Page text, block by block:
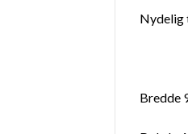
Nydelig
Bredde